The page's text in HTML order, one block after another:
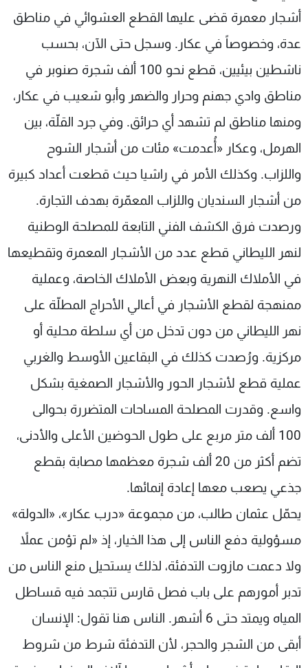
أشجار معمرة قضى عليها القطع العشوائي في مناطق
عدة، وخصوصاً في عكار. وسجل حتى الآن، بحسب
ناشطين بيئيين، قطع نحو 100 ألف شجرة صنوبر في
مناطق وادي جهنم وحرار والضهر وأبو شعيب في عكار،
ومنها مناطق لم تشهد أي حرائق. وفي جرد القلّة، بين
الهرمل، وعكار «أُعدمت» مئات من أشجار الشوح
واللزاب. وكذلك الأمر في راشيا حيث قطعت أعداد كبيرة
من أشجار السنديان واللزاب المعمّرة بهدف التجارة.
ورصدت فرق الكشف الفني التابعة للمصلحة الوطنية
لنهر الليطاني قطع عدد من الأشجار المعمرة وتقطيعها
في الأملاك النهرية وبعض الأملاك الخاصة، وعملية
ممنهجة لقطع الأشجار في أعالي الأحراج المطلّة على
نهر الليطاني من دون تدخل من أي سلطة محلية أو
مركزية. ورُصدت كذلك في البقاعين الأوسط والغربي
عملية قطع لأشجار الحور والأشجار الصمغية بشكل
واسع. وقدرت المصلحة المساحات المتضررة بحوالى
100 ألف متر مربع على طول الحوضين الأعلى والأدنى،
تضم أكثر من 20 ألف شجرة معظمها مصابة بقطع
جذعي يصعب معها إعادة إنمائها.
يحمّل عثمان طالب، من مجموعة «درب عكار»، «الدولة»
مسؤولية دفع الناس إلى هذا الخيار، إذ «لم تؤمن عملاً
ولا دعمت مازوت التدفئة، لذلك يستحيل منع الناس من
تدبر أمورهم على باب فصل قارس تتجمد فيه قساطل
المياه ويمتد حتى 6 أشهر. الناس هنا تقول: الإنسان
أبقى من الشجر والحجر، لأن التدفئة شرط من شروط